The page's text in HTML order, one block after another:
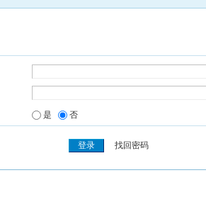
是 否
找回密码